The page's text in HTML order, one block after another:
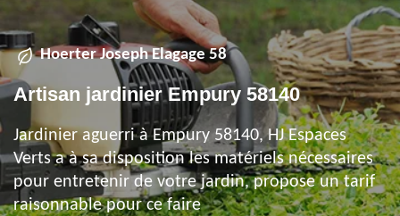
Hoerter Joseph Elagage 58
Artisan jardinier Empury 58140
Jardinier aguerri à Empury 58140, HJ Espaces
Verts a à sa disposition les matériels nécessaires
pour entretenir de votre jardin, propose un tarif
raisonnable pour ce faire